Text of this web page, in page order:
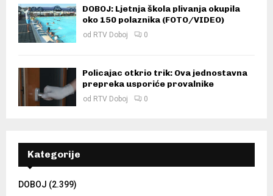
DOBOJ: Ljetnja škola plivanja okupila
oko 150 polaznika (FOTO/VIDEO)
od RTV Doboj 0
Policajac otkrio trik: Ova jednostavna
prepreka usporiće provalnike
od RTV Doboj 0
Kategorije
DOBOJ (2.399)